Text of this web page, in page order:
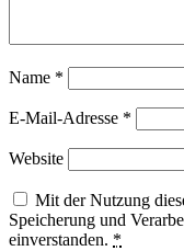
Name *
E-Mail-Adresse *
Website
Mit der Nutzung
Speicherung und
einverstanden. *